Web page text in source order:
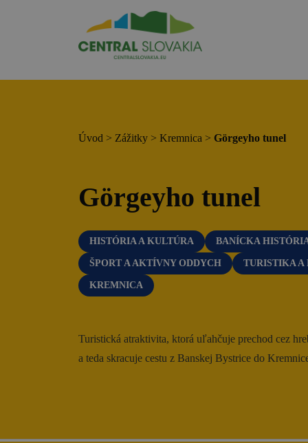
Región
Zážitky
História a kultúra
Relax a wellness
Gastronómia
Ubytovanie
Úvod > Zážitky > Kremnica > Görgeyho tunel
Görgeyho tunel
HISTÓRIA A KULTÚRA BANÍCKA
ŠPORT A AKTÍVNY ODDYCH TURISTIKA A
KREMNICA
Turistická atraktivita, ktorá uľahčuje prechod cez
a teda skracuje cestu z Banskej Bystrice do